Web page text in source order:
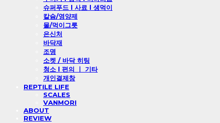
슈퍼푸드 l 사료 l 생먹이
칼슘/영양제
물/먹이그릇
은신처
바닥재
조명
소켓 / 바닥 히팅
청소 l 편의 ㅣ 기타
개인결제창
REPTILE LIFE
SCALES
VANMORI
ABOUT
REVIEW